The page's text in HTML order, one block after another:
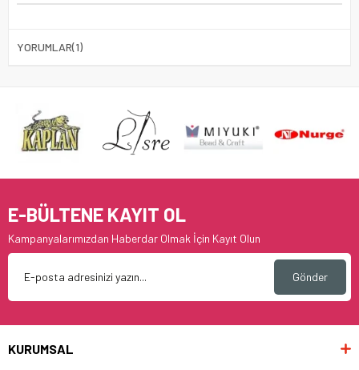
YORUMLAR(1)
E-BÜLTENE KAYIT OL
Kampanyalarımızdan Haberdar Olmak İçin Kayıt Olun
Gönder
KURUMSAL